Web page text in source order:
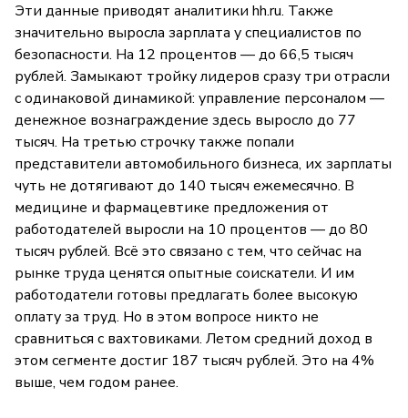
Эти данные приводят аналитики hh.ru. Также
значительно выросла зарплата у специалистов по
безопасности. На 12 процентов — до 66,5 тысяч
рублей. Замыкают тройку лидеров сразу три отрасли
с одинаковой динамикой: управление персоналом —
денежное вознаграждение здесь выросло до 77
тысяч. На третью строчку также попали
представители автомобильного бизнеса, их зарплаты
чуть не дотягивают до 140 тысяч ежемесячно. В
медицине и фармацевтике предложения от
работодателей выросли на 10 процентов — до 80
тысяч рублей. Всё это связано с тем, что сейчас на
рынке труда ценятся опытные соискатели. И им
работодатели готовы предлагать более высокую
оплату за труд. Но в этом вопросе никто не
сравниться с вахтовиками. Летом средний доход в
этом сегменте достиг 187 тысяч рублей. Это на 4%
выше, чем годом ранее.